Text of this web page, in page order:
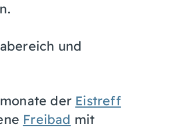
und
der Eistreff
Freibad mit